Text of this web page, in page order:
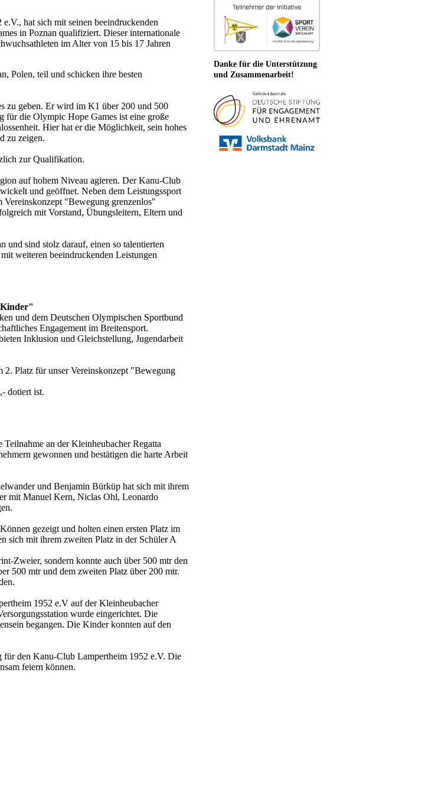
hat sich mit seinen beeindruckenden
in Poznan qualifiziert. Dieser internationale
im Alter von 15 bis 17 Jahren
Polen, teil und schicken ihre besten
zu geben. Er wird im K1 über 200 und 500
für die Olympic Hope Games ist eine große
Hier hat er die Möglichkeit, sein hohes
zu zeigen.
zur Qualifikation.
auf hohem Niveau agieren. Der Kanu-Club
und geöffnet. Neben dem Leistungssport
Vereinskonzept "Bewegung grenzenlos"
mit Vorstand, Übungsleitern, Eltern und
sind stolz darauf, einen so talentierten
weiteren beeindruckenden Leistungen
Kinder"
und dem Deutschen Olympischen Sportbund
Engagement im Breitensport.
Inklusion und Gleichstellung, Jugendarbeit
2. Platz für unser Vereinskonzept "Bewegung
dotiert ist.
an der Kleinheubacher Regatta
gewonnen und bestätigen die harte Arbeit
und Benjamin Bürküp hat sich mit ihrem
mit Manuel Kern, Niclas Ohl, Leonardo
gezeigt und holten einen ersten Platz im
sich mit ihrem zweiten Platz in der Schüler A
Zweier, sondern konnte auch über 500 mtr den
500 mtr und dem zweiten Platz über 200 mtr.
1952 e.V auf der Kleinheubacher
wurde eingerichtet. Die
begangen. Die Kinder konnten auf den
für den Kanu-Club Lampertheim 1952 e.V. Die
feiern können.
Danke für die Unterstützung
und Zusammenarbeit!